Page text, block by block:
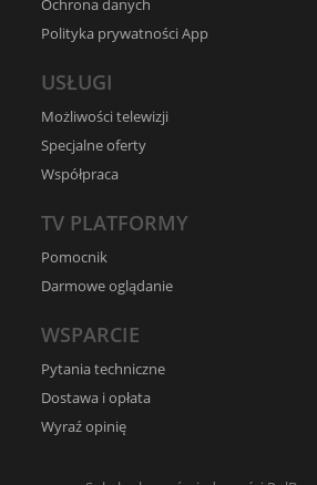
Ochrona danych
Polityka prywatności App
USŁUGI
Możliwości telewizji
Specjalne oferty
Współpraca
TV PLATFORMY
Pomocnik
Darmowe oglądanie
WSPARCIE
Pytania techniczne
Dostawa i opłata
Wyraź opinię